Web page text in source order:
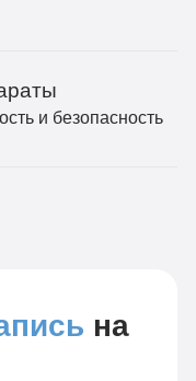
и безопасность
на